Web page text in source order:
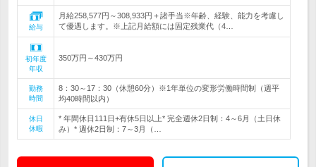
給与
月給258,577円～308,933円＋諸手当※年齢、経験、能力を考慮し
て優遇します。※上記月給額には固定残業代（4…
初年度
年収
350万円～430万円
勤務
時間
8：30～17：30（休憩60分）※1年単位の変形労働時間制（週平
均40時間以内）
休日
休暇
* 年間休日111日+有休5日以上* 完全週休2日制：4～6月（土日休
み）* 週休2日制：7～3月（…